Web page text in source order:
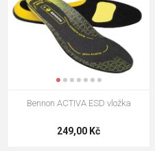
VM Footwear 3009 Vkládací stélka
124,00 Kč